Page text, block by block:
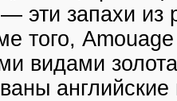
— эти запахи
того,
видами